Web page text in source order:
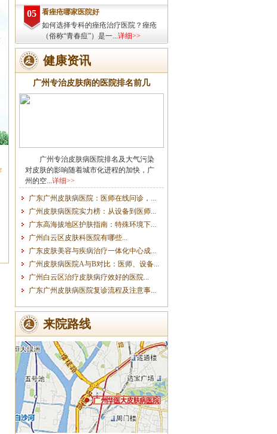
05
看痤疮哪家医院好
如何选择专科的痤疮治疗医院？痤疮
（俗称“青春痘”）是一...详细>>
健康资讯
广州专治皮肤病的医院排名前几
广州专治皮肤病医院排名及大气污染
对皮肤的影响随着城市化进程的加快，广
州的空...详细>>
广东广州皮肤病医院：医师在线问诊，...
广州皮肤病医院实力榜：从设备到医师...
广东高海拔地区护肤指南：特殊环境下...
广州白云区皮肤科医院有哪些...
广东皮肤美容与疾病治疗一体化中心成...
广州皮肤病医院A与B对比：医师、设备...
广州白云区治疗皮肤病疗效好的医院...
广东广州皮肤病医院复诊流程及注意事...
来院路线